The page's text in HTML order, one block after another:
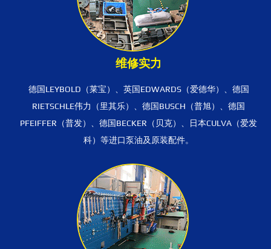
维修实力
德国LEYBOLD（莱宝）、英国EDWARDS（爱德华）、德国
RIETSCHLE伟力（里其乐）、德国BUSCH（普旭）、德国
PFEIFFER（普发）、德国BECKER（贝克）、日本CULVA（爱发
科）等进口泵油及原装配件。